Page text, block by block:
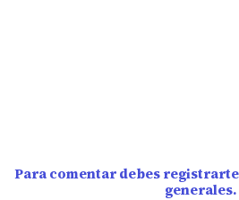
Para comentar debes
generales.